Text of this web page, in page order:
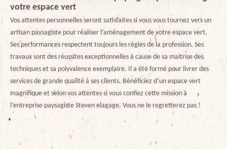
votre espace vert
Vos attentes personnelles seront satisfaites si vous vous tournez vers un
artisan paysagiste pour réaliser l’aménagement de votre espace vert.
Ses performances respectent toujours les règles de la profession. Ses
travaux sont des réussites exceptionnelles à cause de sa maitrise des
techniques et sa polyvalence exemplaire. Il a été formé pour livrer des
services de grande qualité à ses clients. Bénéficiez d’un espace vert
magnifique et selon vos attentes si vous confiez cette mission à
l’entreprise paysagiste Steven elagage. Vous ne le regretterez pas !